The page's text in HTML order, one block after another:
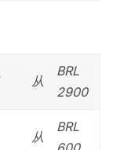
从
BRL
2900
从
BRL